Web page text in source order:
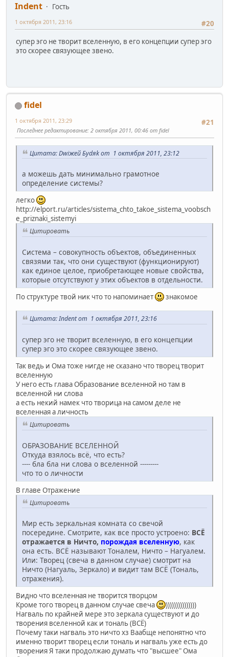
Indent
Гость
#20
1 октября 2011, 23:16
супер эго не творит вселенную, в его концепции супер эго
это скорее связующее звено.
fidel
#21
1 октября 2011, 23:29
Последнее редактирование: 2 октября 2011, 00:46 от fidel
Цитата: Dwiжей Буdяk от 1 октября 2011, 23:12
а можешь дать минимально грамотное
определение системы?
легко
http://elport.ru/articles/sistema_chto_takoe_sistema_voobsch
e_priznaki_sistemyi
Цитировать
Система – совокупность объектов, объединенных
связями так, что они существуют (функционируют)
как единое целое, приобретающее новые свойства,
которые отсутствуют у этих объектов в отдельности.
По структуре твой ник что то напоминает знакомое
Цитата: Indent от 1 октября 2011, 23:16
супер эго не творит вселенную, в его концепции
супер эго это скорее связующее звено.
Так ведь и Ома тоже нигде не сказано что творец творит
вселенную
У него есть глава Образование вселенной но там в
вселенной ни слова
а есть некий намек что творица на самом деле не
вселенная а личность
Цитировать
ОБРАЗОВАНИЕ ВСЕЛЕННОЙ
Откуда взялось всё, что есть?
---- бла бла ни слова о вселенной ---------
что то о личности
В главе Отражение
Цитировать
Мир есть зеркальная комната со свечой
посередине. Смотрите, как все просто устроено: ВСЁ
отражается в Ничто, порождая вселенную, как
она есть. ВСЁ называют Тоналем, Ничто – Нагуалем.
Или: Творец (свеча в данном случае) смотрит на
Ничто (Нагуаль, Зеркало) и видит там ВСЁ (Тональ,
отражения).
Видно что вселенная не творится творцом
Кроме того творец в данном случае свеча
)))))))))))))))
Нагваль по крайней мере это зеркала существуют и до
творения вселенной как и тональ (ВСЁ)
Почему таки нагваль это ничто хз Ваабще непонятно что
именно творит творец если тональ и нагваль уже есть до
творения Я таки продолжаю думать что "высшее" Ома